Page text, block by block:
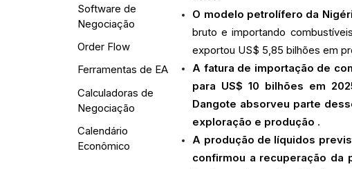
Software de
Negociação
Order Flow
Ferramentas de EA
Calculadoras de
Negociação
Calendário
Econômico
O modelo petrolífero da
bruto e importando
exportou US$ 5,85 bilhões em
A fatura de importação de
para US$ 10 bilhões em
Dangote absorveu parte
exploração e produção .
A produção de líquidos
confirmou a recuperação da